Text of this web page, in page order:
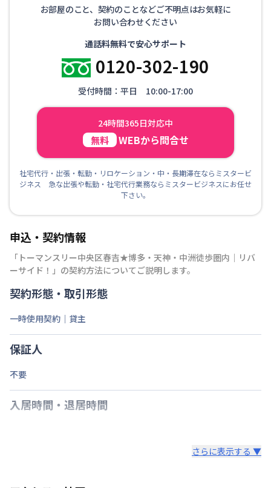
お部屋のこと、契約のことなどご不明点はお気軽に
お問い合わせください
通話料無料で安心サポート
0120-302-190
受付時間：平日 10:00-17:00
24時間365日対応中
無料 WEBから問合せ
社宅代行・出張・転勤・リロケーション・中・長期滞在ならミスタービ
ジネス 急な出張や転勤・社宅代行業務ならミスタービジネスにお任せ
下さい。
申込・契約情報
「 トーマンスリー中央区春吉★博多・天神・中洲徒歩圏内｜リバ
ーサイド！ 」の契約方法についてご説明します。
契約形態・取引形態
一時使用契約｜貸主
保証人
不要
入居時間・退居時間
さらに表示する ▼